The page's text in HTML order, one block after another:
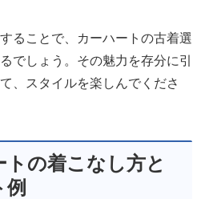
ることで、カーハートの古着選
でしょう。その魅力を存分に引
、スタイルを楽しんでくださ
の着こなし方と
例